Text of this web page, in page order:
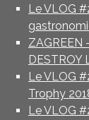
Le VLOG
ZAGREEN
DESTROY
Le VLOG
Trophy
Le VLOG